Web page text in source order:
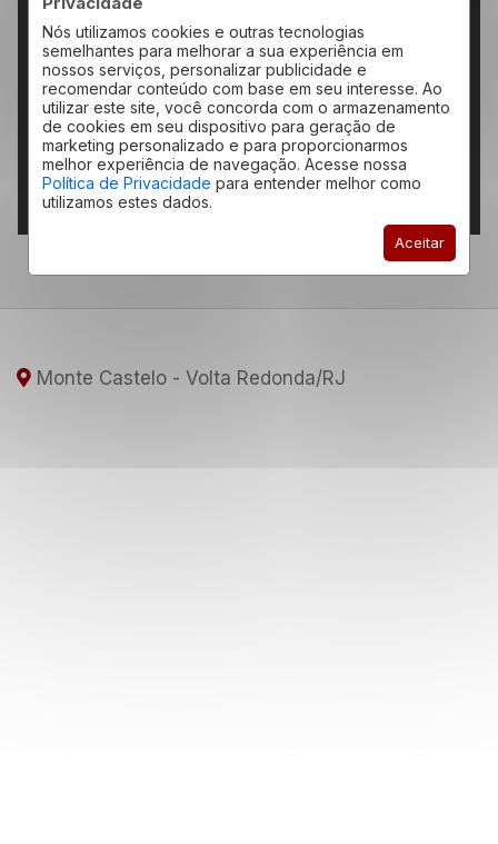
Nós utilizamos cookies e outras tecnologias
semelhantes para melhorar a sua experiência em
nossos serviços, personalizar publicidade e
recomendar conteúdo com base em seu interesse. Ao
utilizar este site, você concorda com o armazenamento
de cookies em seu dispositivo para geração de
marketing personalizado e para proporcionarmos
melhor experiência de navegação. Acesse nossa
Política de Privacidade para entender melhor como
utilizamos estes dados.
Aceitar
Olá, Sou Adriana Bittencourt
Abaixo estão meus contatos para dúvidas e
informações sobre este imóvel:
24 98163.3766
adrianabittencourt@redeplan.com
CRECI:093143 / RJ
Monte Castelo - Volta Redonda/RJ